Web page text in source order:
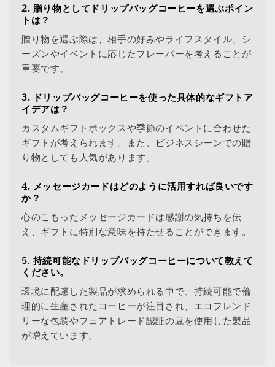
2. 贈り物としてドリップバッグコーヒーを選ぶポイン
トは？
贈り物を選ぶ際は、相手の好みやライフスタイル、シ
ーズンやイベントに応じたフレーバーを考えることが
重要です。
3. ドリップバッグコーヒーを使った具体的なギフトア
イデアは？
カスタムギフトボックスや季節のイベントに合わせた
ギフトが考えられます。また、ビジネスシーンでの贈
り物としても人気があります。
4. メッセージカードはどのように活用すれば良いです
か？
心のこもったメッセージカードは感謝の気持ちを伝
え、ギフトに特別な意味を持たせることができます。
5. 持続可能なドリップバッグコーヒーについて教えて
ください。
環境に配慮した製品が求められる中で、持続可能で倫
理的に生産されたコーヒーが注目され、エコフレンド
リーな包装やフェアトレード認証の豆を使用した製品
が増えています。